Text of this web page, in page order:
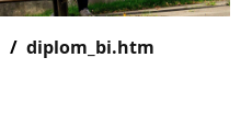
diplom_bi.htm